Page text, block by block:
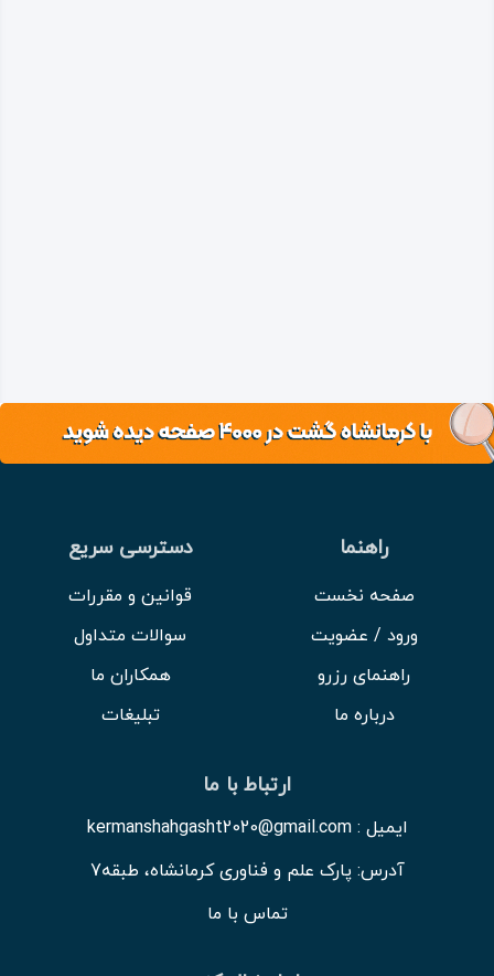
راهنما
صفحه نخست
ورود / عضویت
راهنمای رزرو
درباره ما
دسترسی سریع
قوانین و مقررات
سوالات متداول
همکاران ما
تبلیغات
ارتباط با ما
ایمیل : kermanshahgasht2020@gmail.com
آدرس: پارک علم و فناوری کرمانشاه، طبقه7
تماس با ما